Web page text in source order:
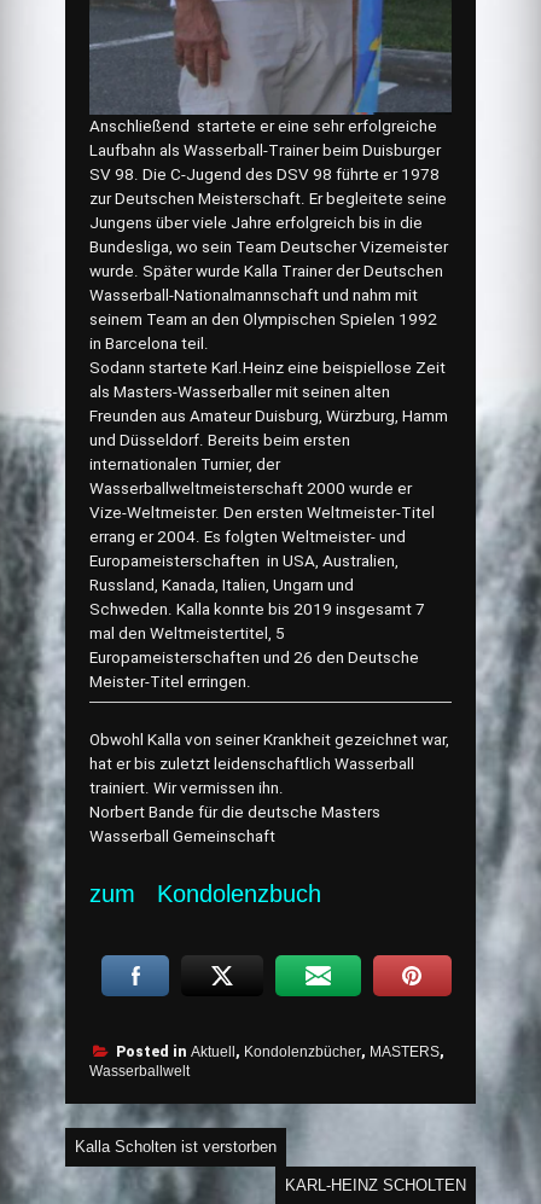
Anschließend startete er eine sehr erfolgreiche
Laufbahn als Wasserball-Trainer beim Duisburger
SV 98. Die C-Jugend des DSV 98 führte er 1978
zur Deutschen Meisterschaft. Er begleitete seine
Jungens über viele Jahre erfolgreich bis in die
Bundesliga, wo sein Team Deutscher Vizemeister
wurde. Später wurde Kalla Trainer der Deutschen
Wasserball-Nationalmannschaft und nahm mit
seinem Team an den Olympischen Spielen 1992
in Barcelona teil.
Sodann startete Karl.Heinz eine beispiellose Zeit
als Masters-Wasserballer mit seinen alten
Freunden aus Amateur Duisburg, Würzburg, Hamm
und Düsseldorf. Bereits beim ersten
internationalen Turnier, der
Wasserballweltmeisterschaft 2000 wurde er
Vize-Weltmeister. Den ersten Weltmeister-Titel
errang er 2004. Es folgten Weltmeister- und
Europameisterschaften in USA, Australien,
Russland, Kanada, Italien, Ungarn und
Schweden. Kalla konnte bis 2019 insgesamt 7
mal den Weltmeistertitel, 5
Europameisterschaften und 26 den Deutsche
Meister-Titel erringen.
Obwohl Kalla von seiner Krankheit gezeichnet war,
hat er bis zuletzt leidenschaftlich Wasserball
trainiert. Wir vermissen ihn.
Norbert Bande für die deutsche Masters
Wasserball Gemeinschaft
zum Kondolenzbuch
Posted in Aktuell , Kondolenzbücher, MASTERS,
Wasserballwelt
Beitragsnavigation
Kalla Scholten ist verstorben
KARL-HEINZ SCHOLTEN